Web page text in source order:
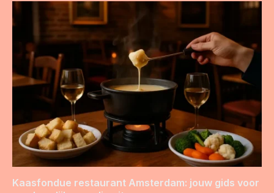
Kaasfondue restaurant Amsterdam: jouw gids voor